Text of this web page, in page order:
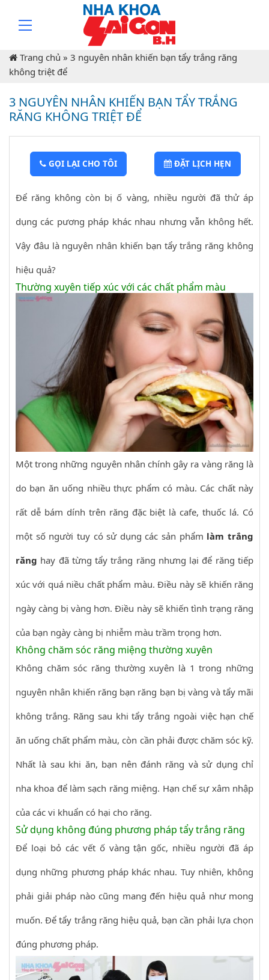
Trang chủ » 3 nguyên nhân khiến bạn tẩy trắng răng
không triệt để
3 NGUYÊN NHÂN KHIẾN BẠN TẨY TRẮNG
RĂNG KHÔNG TRIỆT ĐỂ
GỌI LẠI CHO TÔI ĐẶT LỊCH HẸN
Để răng không còn bị ố vàng, nhiều người đã thử áp
dụng các pương pháp khác nhau nhưng vẫn không hết.
Vậy đâu là nguyên nhân khiến bạn tẩy trắng răng không
hiệu quả?
Thường xuyên tiếp xúc với các chất phẩm màu
Một trong những nguyên nhân chính gây ra vàng răng là
do bạn ăn uống nhiều thực phẩm có màu. Các chất này
rất dễ bám dính trên răng đặc biệt là cafe, thuốc lá. Có
một số người tuy có sử dụng các sản phẩm làm trắng
răng hay đã từng tẩy trắng răng nhưng lại để răng tiếp
xúc với quá niều chất phẩm màu. Điều này sẽ khiến răng
ngày càng bị vàng hơn. Điều này sẽ khiến tình trạng răng
của bạn ngày càng bị nhiễm màu trầm trọng hơn.
Không chăm sóc răng miệng thường xuyên
Không chăm sóc răng thường xuyên là 1 trong những
nguyên nhân khiến răng bạn răng bạn bị vàng và tẩy mãi
không trắng. Răng sau khi tẩy trắng ngoài việc hạn chế
ăn uống chất phẩm màu, còn cần phải được chăm sóc kỹ.
Nhất là sau khi ăn, bạn nên đánh răng và sử dụng chỉ
nha khoa để làm sạch răng miệng. Hạn chế sự xâm nhập
của các vi khuẩn có hại cho răng.
Sử dụng không đúng phương pháp tẩy trắng răng
Để loại bỏ các vết ố vàng tận gốc, nhiều người đã áp
dụng những phương pháp khác nhau. Tuy nhiên, không
phải giải pháp nào cũng mang đến hiệu quả như mong
muốn. Để tẩy trắng răng hiệu quả, bạn cần phải lựa chọn
đúng phương pháp.